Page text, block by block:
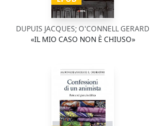
DUPUIS JACQUES; O'CONNELL GERARD
«IL MIO CASO NON È CHIUSO»